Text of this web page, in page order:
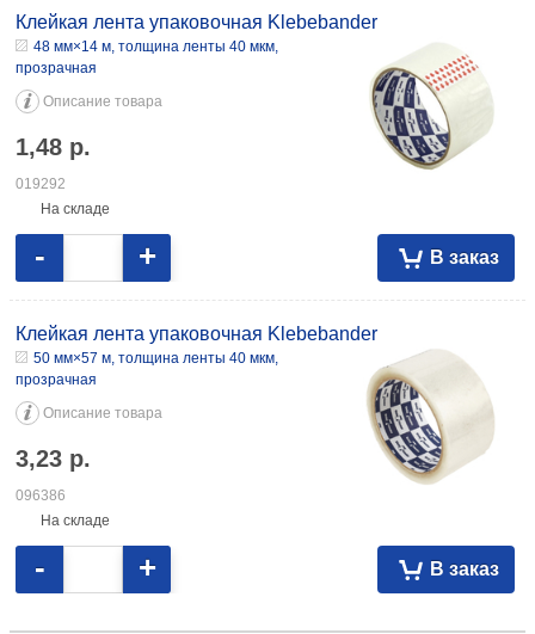
Клейкая лента упаковочная Klebebander
48 мм×14 м, толщина ленты 40 мкм,
прозрачная
Описание товара
1,48 р.
019292
На складе
В заказ
- +
Клейкая лента упаковочная Klebebander
50 мм×57 м, толщина ленты 40 мкм,
прозрачная
Описание товара
3,23 р.
096386
На складе
В заказ
- +